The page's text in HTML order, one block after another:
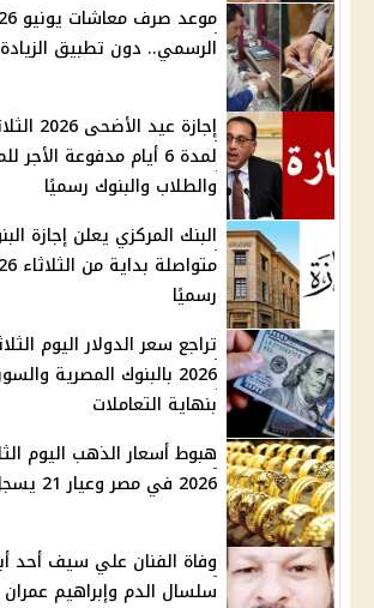
الرسمي.. دون تطبيق
لمدة 6 أيام مدفوعة
والطلاب والبنوك رسميًا
رسميًا
2026 بالبنوك المصرية
بنهاية التعاملات
2026 في مصر وعيار 21 يسجل 6860 جنيهًا
وفاة الفنان علي سيف أحد
سلسال الدم وإبراهيم عمران